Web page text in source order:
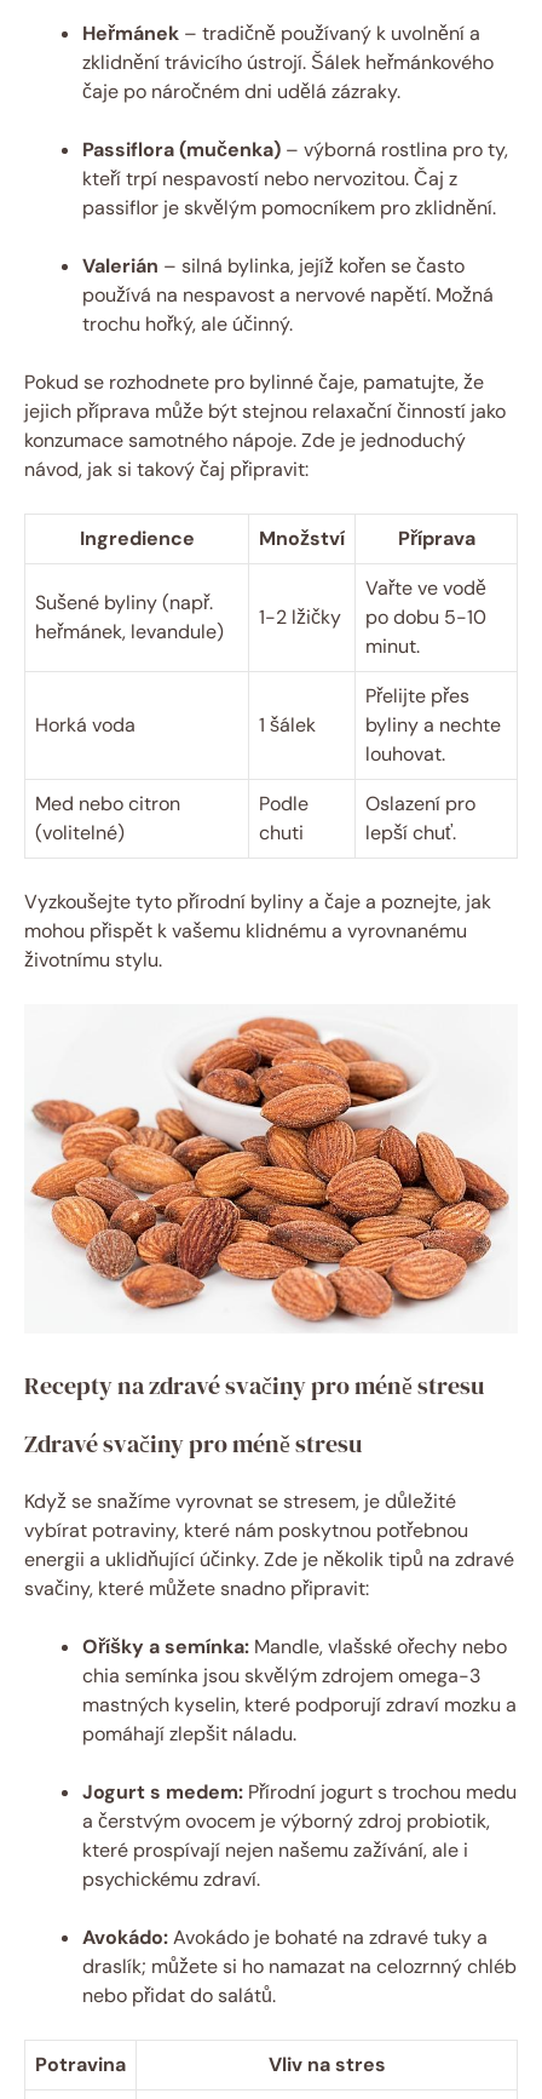
Heřmánek – tradičně používaný k uvolnění a
zklidnění trávicího ústrojí. Šálek heřmánkového
čaje po náročném dni udělá zázraky.
Passiflora (mučenka) – výborná rostlina pro ty,
kteří trpí nespavostí nebo nervozitou. Čaj z
passiflor je skvělým pomocníkem pro zklidnění.
Valerián – silná bylinka, jejíž kořen se často
používá na nespavost a nervové napětí. Možná
trochu hořký, ale účinný.
Pokud se rozhodnete pro bylinné čaje, pamatujte, že
jejich příprava může být stejnou relaxační činností jako
konzumace samotného nápoje. Zde je jednoduchý
návod, jak si takový čaj připravit:
Ingredience Množství Příprava
Sušené byliny (např.
heřmánek, levandule)
1-2 lžičky
Vařte ve vodě
po dobu 5-10
minut.
Horká voda 1 šálek
Přelijte přes
byliny a nechte
louhovat.
Med nebo citron
(volitelné)
Podle
chuti
Oslazení pro
lepší chuť.
Vyzkoušejte tyto přírodní byliny a čaje a poznejte, jak
mohou přispět k vašemu klidnému a vyrovnanému
životnímu stylu.
Recepty na zdravé svačiny pro méně stresu
Zdravé svačiny pro méně stresu
Když se snažíme vyrovnat se stresem, je důležité
vybírat potraviny, které nám poskytnou potřebnou
energii a uklidňující účinky. Zde je několik tipů na zdravé
svačiny, které můžete snadno připravit:
Oříšky a semínka: Mandle, vlašské ořechy nebo
chia semínka jsou skvělým zdrojem omega-3
mastných kyselin, které podporují zdraví mozku a
pomáhají zlepšit náladu.
Jogurt s medem: Přírodní jogurt s trochou medu
a čerstvým ovocem je výborný zdroj probiotik,
které prospívají nejen našemu zažívání, ale i
psychickému zdraví.
Avokádo:Avokádo je bohaté na zdravé tuky a
draslík; můžete si ho namazat na celozrnný chléb
nebo přidat do salátů.
Potravina Vliv na stres